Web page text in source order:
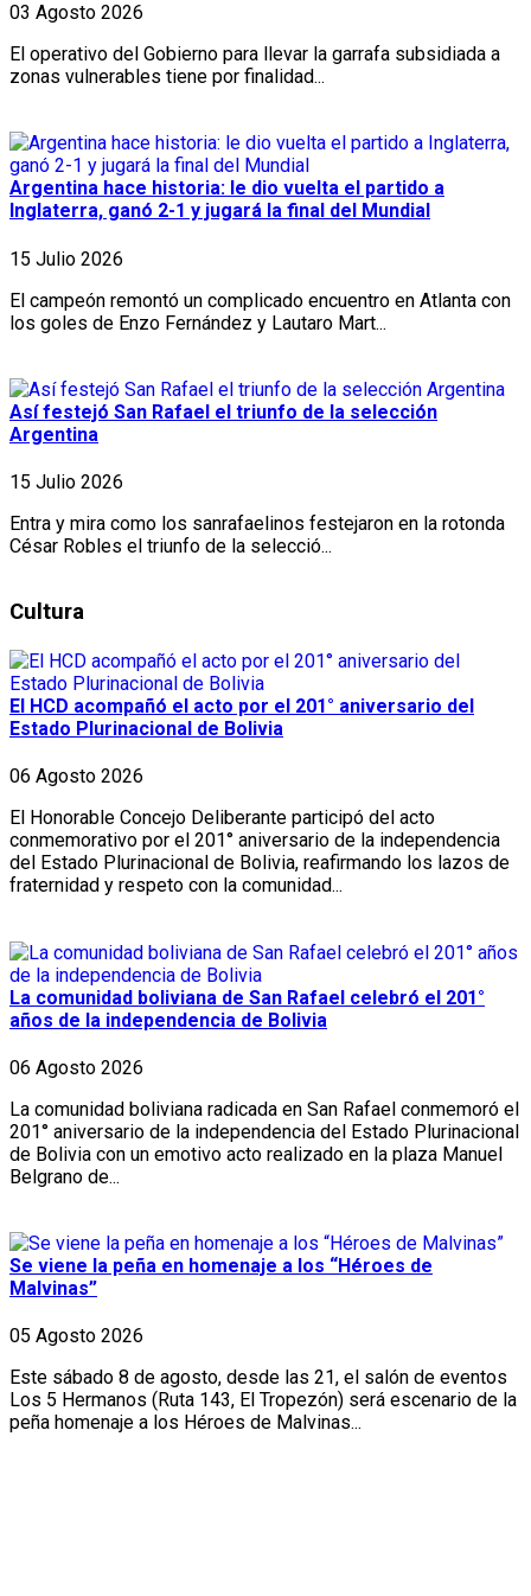
03 Agosto 2026
El operativo del Gobierno para llevar la garrafa subsidiada a
zonas vulnerables tiene por finalidad...
Argentina hace historia: le dio vuelta el partido a
Inglaterra, ganó 2-1 y jugará la final del Mundial
15 Julio 2026
El campeón remontó un complicado encuentro en Atlanta con
los goles de Enzo Fernández y Lautaro Mart...
Así festejó San Rafael el triunfo de la selección
Argentina
15 Julio 2026
Entra y mira como los sanrafaelinos festejaron en la rotonda
César Robles el triunfo de la selecció...
Cultura
El HCD acompañó el acto por el 201° aniversario del
Estado Plurinacional de Bolivia
06 Agosto 2026
El Honorable Concejo Deliberante participó del acto
conmemorativo por el 201° aniversario de la independencia
del Estado Plurinacional de Bolivia, reafirmando los lazos de
fraternidad y respeto con la comunidad...
La comunidad boliviana de San Rafael celebró el 201°
años de la independencia de Bolivia
06 Agosto 2026
La comunidad boliviana radicada en San Rafael conmemoró el
201° aniversario de la independencia del Estado Plurinacional
de Bolivia con un emotivo acto realizado en la plaza Manuel
Belgrano de...
Se viene la peña en homenaje a los “Héroes de
Malvinas”
05 Agosto 2026
Este sábado 8 de agosto, desde las 21, el salón de eventos
Los 5 Hermanos (Ruta 143, El Tropezón) será escenario de la
peña homenaje a los Héroes de Malvinas...